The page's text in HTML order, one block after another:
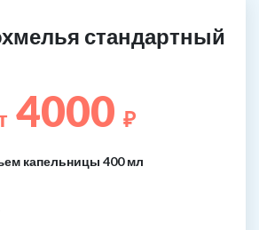
стандартный
4000 ₽
капельницы 400 мл